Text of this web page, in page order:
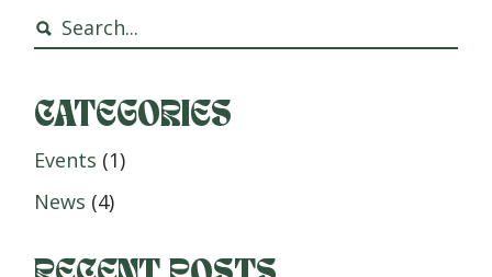
Search
CATEGORIES
Events (1)
News (4)